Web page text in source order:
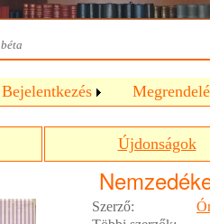
béta
Bejelentkezés
Újdonságok
Szerző: